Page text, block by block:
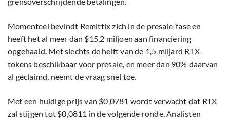
Momenteel bevindt Remittix zich in de presale-fase en
heeft het al meer dan $15,2 miljoen aan financiering
opgehaald. Met slechts de helft van de 1,5 miljard RTX-
tokens beschikbaar voor presale, en meer dan 90% daarvan
al geclaimd, neemt de vraag snel toe.
Met een huidige prijs van $0,0781 wordt verwacht dat RTX
zal stijgen tot $0,0811 in de volgende ronde. Analisten